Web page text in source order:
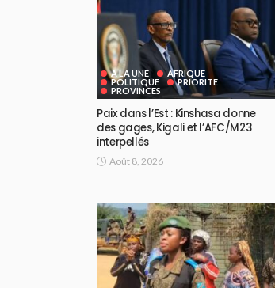
A LA UNE
AFRIQUE
POLITIQUE
PRIORITE
PROVINCES
Paix dans l’Est : Kinshasa donne
des gages, Kigali et l’AFC/M23
interpellés
Août 8, 2026